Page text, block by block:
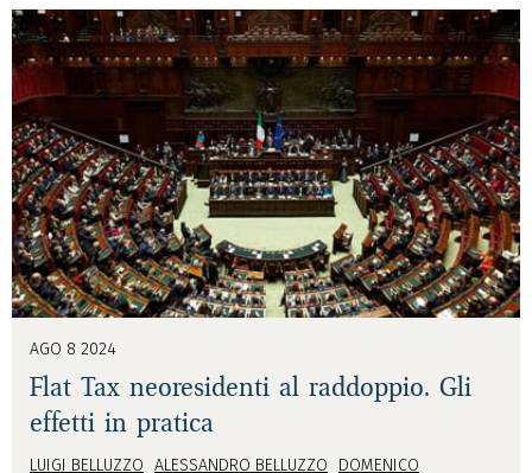
AGO 8 2024
Flat Tax neoresidenti al raddoppio. Gli
effetti in pratica
LUIGI BELLUZZO ALESSANDRO BELLUZZO
DOMENICO